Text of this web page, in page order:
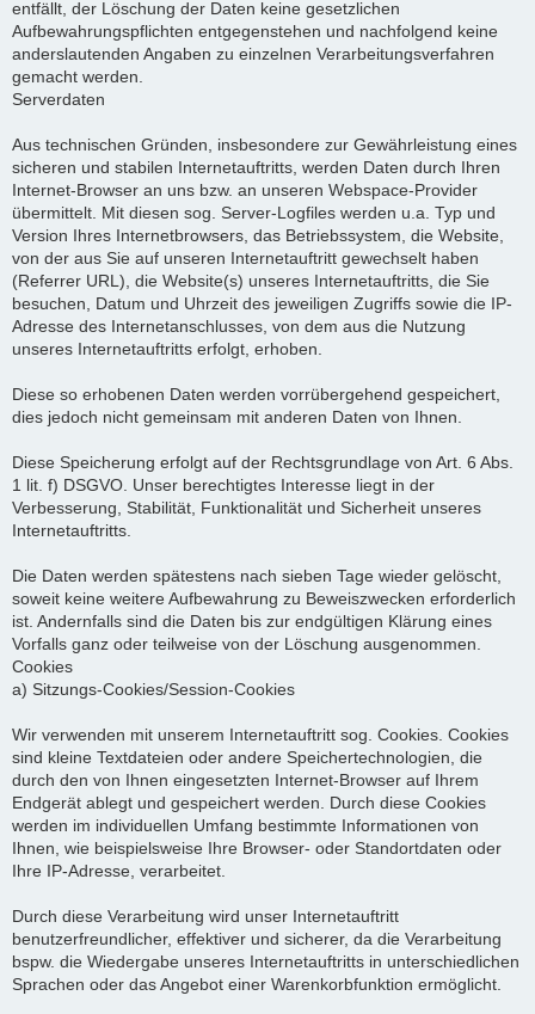
entfällt, der Löschung der Daten keine gesetzlichen
Aufbewahrungspflichten entgegenstehen und nachfolgend keine
anderslautenden Angaben zu einzelnen Verarbeitungsverfahren
gemacht werden.
Serverdaten
Aus technischen Gründen, insbesondere zur Gewährleistung eines
sicheren und stabilen Internetauftritts, werden Daten durch Ihren
Internet-Browser an uns bzw. an unseren Webspace-Provider
übermittelt. Mit diesen sog. Server-Logfiles werden u.a. Typ und
Version Ihres Internetbrowsers, das Betriebssystem, die Website,
von der aus Sie auf unseren Internetauftritt gewechselt haben
(Referrer URL), die Website(s) unseres Internetauftritts, die Sie
besuchen, Datum und Uhrzeit des jeweiligen Zugriffs sowie die IP-
Adresse des Internetanschlusses, von dem aus die Nutzung
unseres Internetauftritts erfolgt, erhoben.
Diese so erhobenen Daten werden vorrübergehend gespeichert,
dies jedoch nicht gemeinsam mit anderen Daten von Ihnen.
Diese Speicherung erfolgt auf der Rechtsgrundlage von Art. 6 Abs.
1 lit. f) DSGVO. Unser berechtigtes Interesse liegt in der
Verbesserung, Stabilität, Funktionalität und Sicherheit unseres
Internetauftritts.
Die Daten werden spätestens nach sieben Tage wieder gelöscht,
soweit keine weitere Aufbewahrung zu Beweiszwecken erforderlich
ist. Andernfalls sind die Daten bis zur endgültigen Klärung eines
Vorfalls ganz oder teilweise von der Löschung ausgenommen.
Cookies
a) Sitzungs-Cookies/Session-Cookies
Wir verwenden mit unserem Internetauftritt sog. Cookies. Cookies
sind kleine Textdateien oder andere Speichertechnologien, die
durch den von Ihnen eingesetzten Internet-Browser auf Ihrem
Endgerät ablegt und gespeichert werden. Durch diese Cookies
werden im individuellen Umfang bestimmte Informationen von
Ihnen, wie beispielsweise Ihre Browser- oder Standortdaten oder
Ihre IP-Adresse, verarbeitet.
Durch diese Verarbeitung wird unser Internetauftritt
benutzerfreundlicher, effektiver und sicherer, da die Verarbeitung
bspw. die Wiedergabe unseres Internetauftritts in unterschiedlichen
Sprachen oder das Angebot einer Warenkorbfunktion ermöglicht.